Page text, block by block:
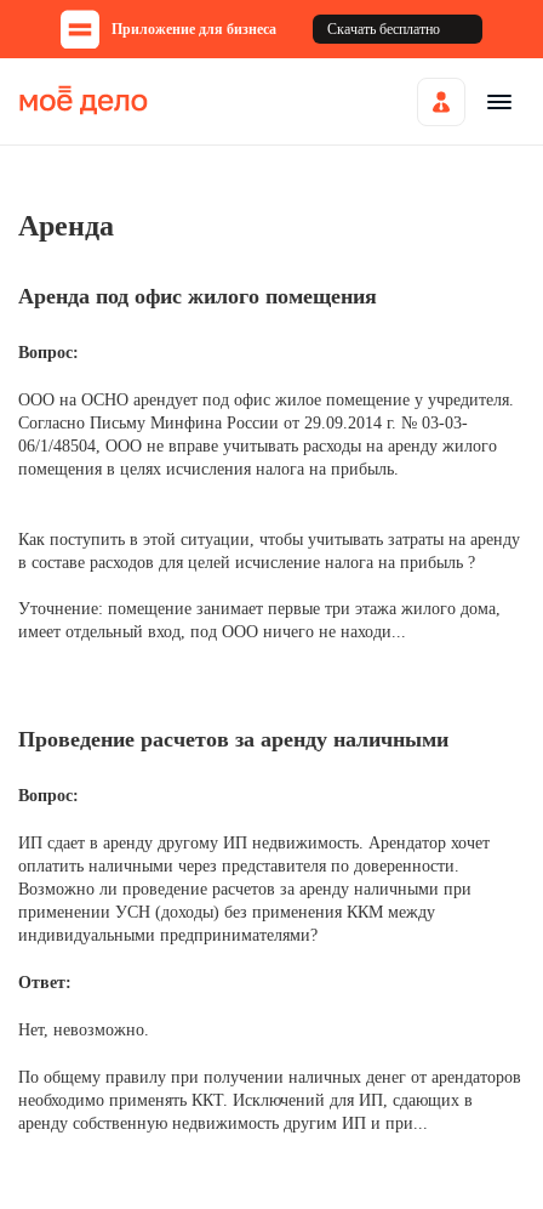
Приложение для бизнеса Скачать бесплатно
Аренда
Аренда под офис жилого помещения
Вопрос:
ООО на ОСНО арендует под офис жилое помещение у учредителя.
Согласно Письму Минфина России от 29.09.2014 г. № 03-03-
06/1/48504, ООО не вправе учитывать расходы на аренду жилого
помещения в целях исчисления налога на прибыль.
Как поступить в этой ситуации, чтобы учитывать затраты на аренду
в составе расходов для целей исчисление налога на прибыль ?
Уточнение: помещение занимает первые три этажа жилого дома,
имеет отдельный вход, под ООО ничего не находи...
Проведение расчетов за аренду наличными
Вопрос:
ИП сдает в аренду другому ИП недвижимость. Арендатор хочет
оплатить наличными через представителя по доверенности.
Возможно ли проведение расчетов за аренду наличными при
применении УСН (доходы) без применения ККМ между
индивидуальными предпринимателями?
Ответ:
Нет, невозможно.
По общему правилу при получении наличных денег от арендаторов
необходимо применять ККТ. Исключений для ИП, сдающих в
аренду собственную недвижимость другим ИП и при...